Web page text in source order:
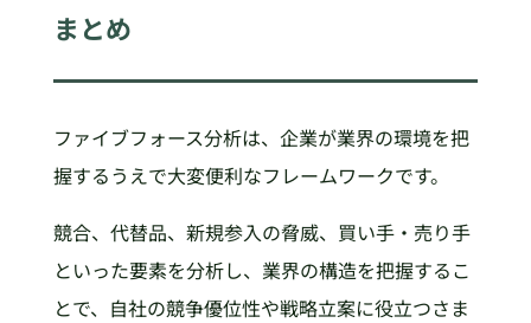
まとめ
ファイブフォース分析は、企業が業界の環境を把
握するうえで大変便利なフレームワークです。
競合、代替品、新規参入の脅威、買い手・売り手
といった要素を分析し、業界の構造を把握するこ
とで、自社の競争優位性や戦略立案に役立つさま